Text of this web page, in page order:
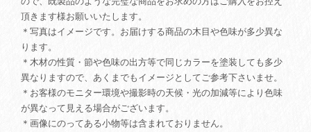
頂きます様お願いいたします。
＊写真はイメージです。お届けする商品の木目や色味が多少異な
ります。
＊木材の性質・節や色味の出方等で同じカラーを塗装しても多少
異なりますので、あくまでもイメージとしてご参考下さいませ。
＊お客様のモニター環境や撮影時の天候・光の加減等により色味
が異なって見える場合がございます。
＊画像にのってある小物等は含まれておりません。